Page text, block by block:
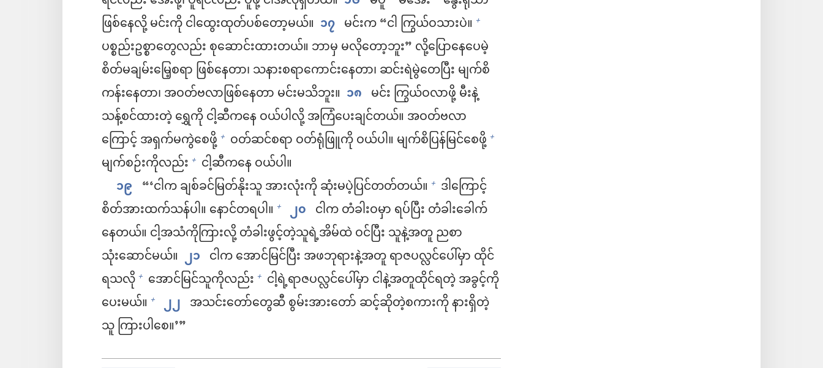
ဖြစ်နေလို့ မင်းကို ငါထွေးထုတ်ပစ်တော့မယ်။ ၁၇ မင်းက “ငါ ကြွယ်ဝသားပဲ။ +
ပစ္စည်းဥစ္စာတွေလည်း စုဆောင်းထားတယ်။ ဘာမှ မလိုတော့ဘူး” လို့ပြောနေပေမဲ့
စိတ်မချမ်းမြေ့စရာ ဖြစ်နေတာ၊ သနားစရာကောင်းနေတာ၊ ဆင်းရဲမွဲတေပြီး မျက်စိ
ကန်းနေတာ၊ အဝတ်ဗလာဖြစ်နေတာ မင်းမသိဘူး။ ၁၈ မင်း ကြွယ်ဝလာဖို့ မီးနဲ့
သန့်စင်ထားတဲ့ ရွှေကို ငါ့ဆီကနေ ဝယ်ပါလို့ အကြံပေးချင်တယ်။ အဝတ်ဗလာ
ကြောင့် အရှက်မကွဲစေဖို့+ ဝတ်ဆင်စရာ ဝတ်ရုံဖြူကို ဝယ်ပါ။ မျက်စိပြန်မြင်စေဖို့+
မျက်စဉ်းကိုလည်း + ငါ့ဆီကနေ ဝယ်ပါ။
၁၉ “‘ငါက ချစ်ခင်မြတ်နိုးသူ အားလုံးကို ဆုံးမပဲ့ပြင်တတ်တယ်။ + ဒါကြောင့်
စိတ်အားထက်သန်ပါ။ နောင်တရပါ။ + ၂၀ ငါက တံခါးဝမှာ ရပ်ပြီး တံခါးခေါက်
နေတယ်။ ငါ့အသံကိုကြားလို့ တံခါးဖွင့်တဲ့သူရဲ့အိမ်ထဲ ဝင်ပြီး သူနဲ့အတူ ညစာ
သုံးဆောင်မယ်။ ၂၁ ငါက အောင်မြင်ပြီး အဖဘုရားနဲ့အတူ ရာဇပလ္လင်ပေါ်မှာ ထိုင်
ရသလို+ အောင်မြင်သူကိုလည်း + ငါ့ရဲ့ရာဇပလ္လင်ပေါ်မှာ ငါနဲ့အတူထိုင်ရတဲ့ အခွင့်ကို
ပေးမယ်။ + ၂၂ အသင်းတော်တွေဆီ စွမ်းအားတော် ဆင့်ဆိုတဲ့စကားကို နားရှိတဲ့
သူ ကြားပါစေ။’”